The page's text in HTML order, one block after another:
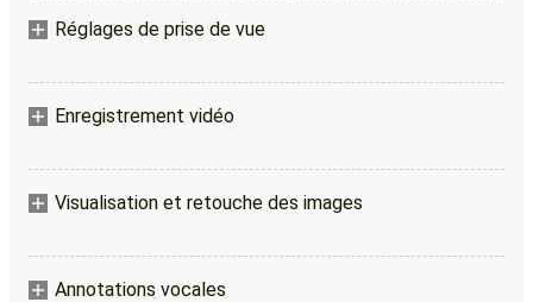
Réglages de prise de vue
Enregistrement vidéo
Visualisation et retouche des images
Annotations vocales